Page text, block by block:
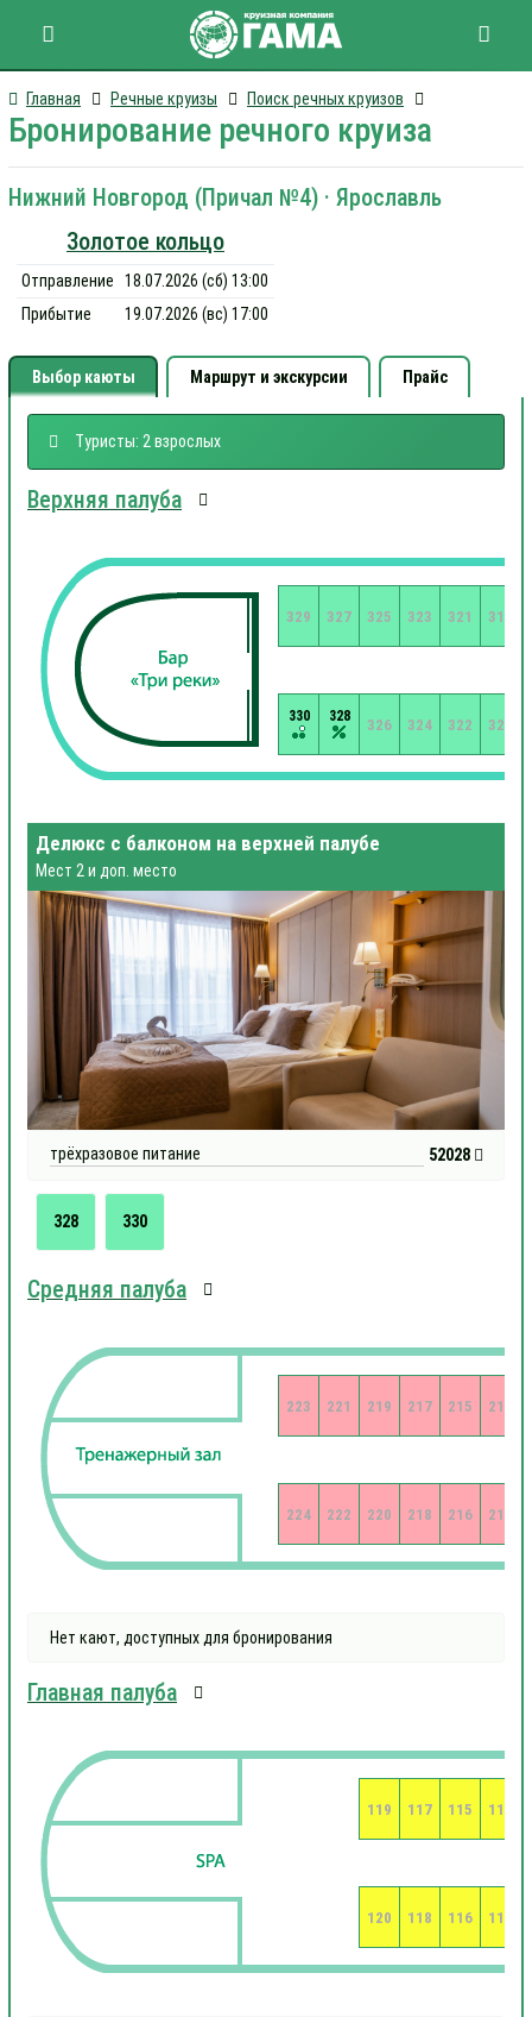
Главная Речные круизы Поиск речных круизов
Бронирование речного круиза
Нижний Новгород (Причал №4) · Ярославль
Золотое кольцо
Отправление
18.07.2026 (сб) 13:00
Прибытие
19.07.2026 (вс) 17:00
Выбор каюты Маршрут и экскурсии Прайс
Туристы: 2 взрослых
Верхняя палуба
319
320
321
322
323
324
325
326
327
328
329
330
Делюкс с балконом на верхней палубе
Мест 2 и доп. место
трёхразовое питание 52028
328 330
Средняя палуба
213
214
215
216
217
218
219
220
221
222
223
224
Нет кают, доступных для бронирования
Главная палуба
113
114
115
116
117
118
119
120